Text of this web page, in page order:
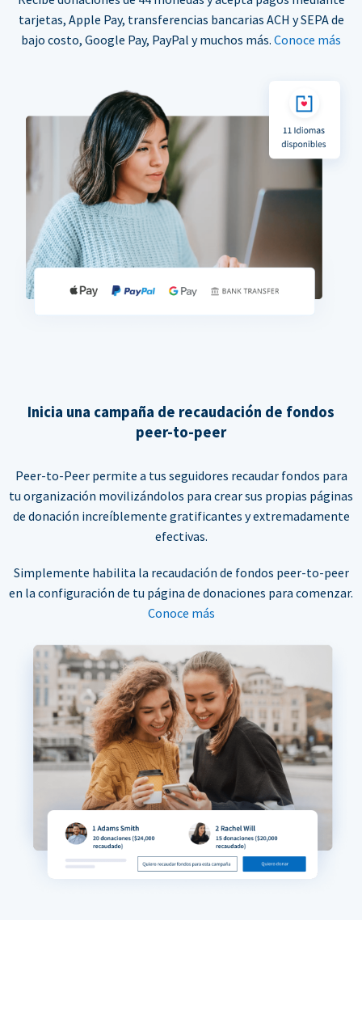
tarjetas, Apple Pay, transferencias bancarias ACH y SEPA de
bajo costo, Google Pay, PayPal y muchos más. Conoce más
Inicia una campaña de recaudación de fondos
peer-to-peer
Peer-to-Peer permite a tus seguidores recaudar fondos para
tu organización movilizándolos para crear sus propias páginas
de donación increíblemente gratificantes y extremadamente
efectivas.
Simplemente habilita la recaudación de fondos peer-to-peer
en la configuración de tu página de donaciones para comenzar.
Conoce más